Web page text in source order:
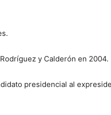
y Calderón en 2004.
presidencial al